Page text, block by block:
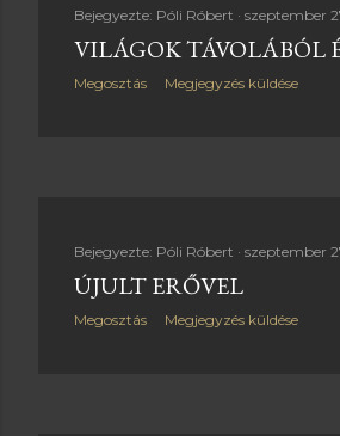
Bejegyezte: Póli Róbert szeptember
VILÁGOK TÁVOLÁBÓL
Megosztás Megjegyzés küldése
Bejegyezte: Póli Róbert szeptember
ÚJULT ERŐVEL
Megosztás Megjegyzés küldése